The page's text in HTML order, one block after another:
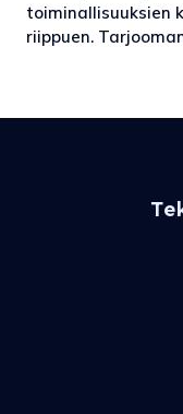
toiminallisuuksien
riippuen.